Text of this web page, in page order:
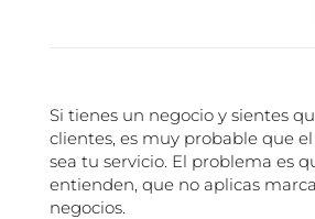
Si tienes un negocio y sientes
clientes, es muy probable que
sea tu servicio. El problema es
entienden, que no aplicas
negocios.